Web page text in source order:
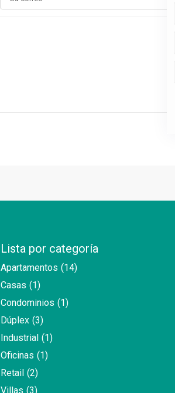
Lista por categoría
Apartamentos (14)
Casas (1)
Condominios (1)
Dúplex (3)
Industrial (1)
Oficinas (1)
Retail (2)
Villas (3)